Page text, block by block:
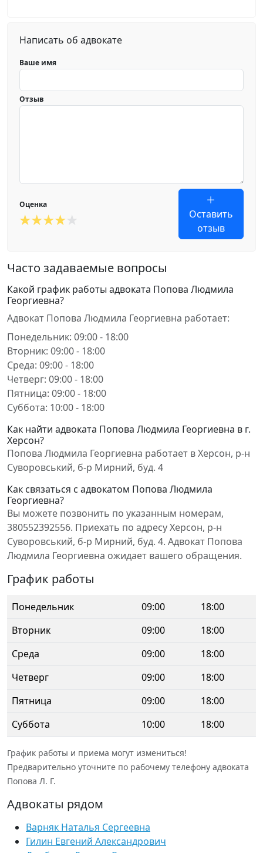
Написать об адвокате
Ваше имя
Отзыв
Оценка
Оставить
отзыв
Часто задаваемые вопросы
Какой график работы адвоката Попова Людмила
Георгиевна?
Адвокат Попова Людмила Георгиевна работает:
Понедельник: 09:00 - 18:00
Вторник: 09:00 - 18:00
Среда: 09:00 - 18:00
Четверг: 09:00 - 18:00
Пятница: 09:00 - 18:00
Суббота: 10:00 - 18:00
Как найти адвоката Попова Людмила Георгиевна в г.
Херсон?
Попова Людмила Георгиевна работает в Херсон, р-н
Суворовський, б-р Мирний, буд. 4
Как связаться с адвокатом Попова Людмила
Георгиевна?
Вы можете позвонить по указанным номерам,
380552392556. Приехать по адресу Херсон, р-н
Суворовський, б-р Мирний, буд. 4. Адвокат Попова
Людмила Георгиевна ожидает вашего обращения.
График работы
Понедельник 09:00
18:00
Вторник
09:00
18:00
Среда
09:00
18:00
Четверг
09:00
18:00
Пятница
09:00
18:00
Суббота
10:00 18:00
График работы и приема могут измениться!
Предварительно уточните по рабочему телефону адвоката
Попова Л. Г.
Адвокаты рядом
Варняк Наталья Сергеевна
Гилин Евгений Александрович